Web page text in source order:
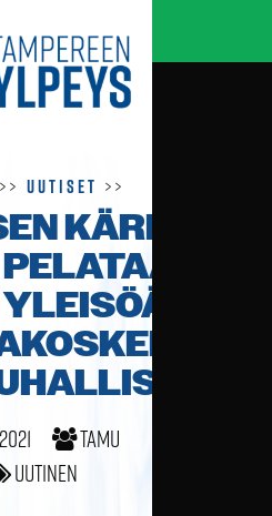
>>Uutiset >>
KÄRKI­
TamU
Uutinen